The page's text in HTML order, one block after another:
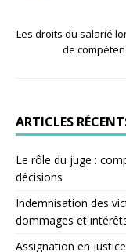
Les droits du salarié
de
ARTICLES
Le rôle du juge :
décisions
Indemnisation des
dommages et
Assignation en